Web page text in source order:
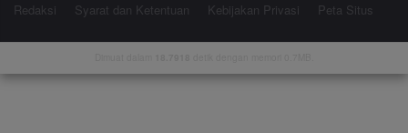
Redaksi
Syarat dan Ketentuan Kebijakan Privasi Peta Situs